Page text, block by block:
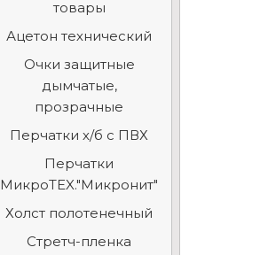
товары
Ацетон технический
Очки защитные
дымчатые,
прозрачные
Перчатки х/б с ПВХ
Перчатки
МикроTEX."Микронит"
Холст полотенечный
Стретч-пленка